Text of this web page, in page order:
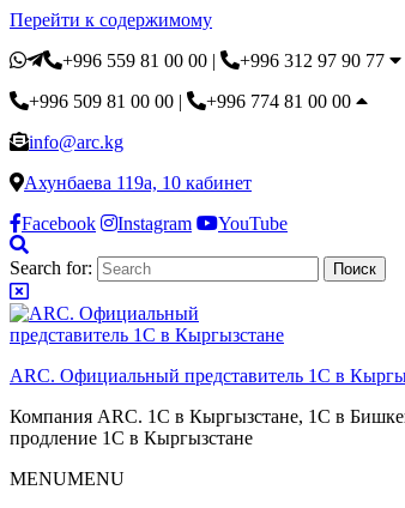
Перейти к содержимому
+996 559 81 00 00 |
+996 312 97 90 77
+996 509 81 00 00 |
+996 774 81 00 00
info@arc.kg
Ахунбаева 119а, 10 кабинет
Facebook
Instagram YouTube
Search for:
ARC. Официальный представитель 1С в
Компания ARC. 1С в Кыргызстане, 1С в
продление 1С в Кыргызстане
MENUMENU